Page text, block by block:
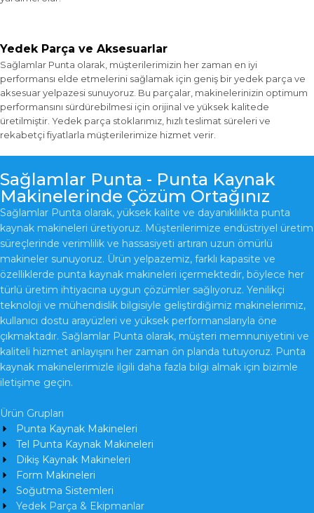
Yedek Parça ve Aksesuarlar
Sağlamlar Punta olarak, müşterilerimizin her zaman en iyi
performansı elde etmelerini sağlamak için geniş bir yedek parça ve
aksesuar yelpazesi sunuyoruz. Bu parçalar, makinelerinizin optimum
performansını sürdürebilmesi için orijinal ve yüksek kalitede
üretilmiştir. Yedek parça stoklarımız, hızlı teslimat süreleri ve
rekabetçi fiyatlarla müşterilerimize hizmet verir.
Sağlamlar Punta - Punta Kaynak
Makinelerinde Çözüm Ortağınız
Sağlamlar Punta olarak, yüksek kalite ve dayanıklılıkta punta
kaynak makineleri üretiyoruz. Müşterilerimize endüstriyel üretim
süreçlerinde verimlilik ve hassasiyeti artıran uzun ömürlü
makineler sunuyoruz. Ürün yelpazemiz, farklı kapasite ve
özelliklerde punta kaynak makineleri içermektedir, böylece her
türlü üretim ihtiyacına uygun çözümler sağlıyoruz. Yenilikçi
teknoloji ve mühendislik bilgisiyle geliştirdiğimiz makinelerimiz,
kullanıcı dostu arayüzleri ve yüksek performanslarıyla öne
çıkmaktadır. Sağlamlar Punta olarak, müşteri memnuniyetini ve
kaliteli hizmet anlayışını her zaman ön planda tutuyoruz. Punta
kaynak makinelerimizle ilgili daha fazla bilgi almak için bizimle
iletişime geçin.
Ürün Grupları
Punta Kaynak Makineleri
Tel Punta Kaynak Makineleri
Dikiş Kaynak Makineleri
Form Makineleri
Soğutma Sistemleri
Yedek Parça & Ekipmanlar